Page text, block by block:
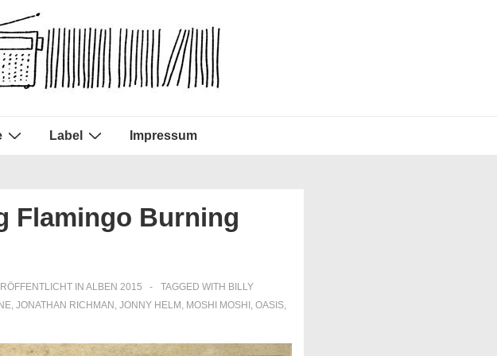
Label Impressum
Flamingo Burning
INALBEN 2015 TAGGED WITH BILLY
,JONATHAN RICHMAN ,JONNY HELM , MOSHI MOSHI ,OASIS,